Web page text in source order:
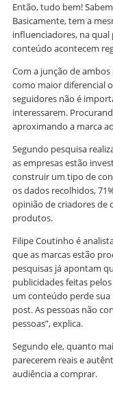
Então, tudo bem!
Basicamente, tem a
influenciadores, na qual
conteúdo acontecem
Com a junção de
como maior diferencial
seguidores não é
interessarem.
aproximando a marca
Segundo pesquisa
as empresas estão
construir um tipo de
os dados recolhidos,
opinião de criadores de
produtos.
Filipe Coutinho é
que as marcas estão
pesquisas já apontam
publicidades feitas
um conteúdo perde sua
post. As pessoas não
pessoas”, explica.
Segundo ele, quanto
parecerem reais e
audiência a comprar.